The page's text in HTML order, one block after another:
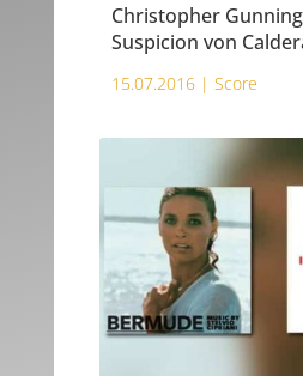
Christopher
Suspicion von
15.07.2016 | Score